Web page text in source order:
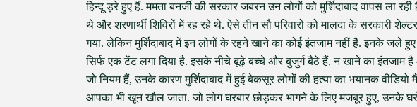
हिन्दू ड़रे हुए हैं. ममता बनर्जी की सरकार जबरन उन लोगों को मुर्शिदाबाद वापस ला
थे और शरणार्थी शिविरों में रह रहे थे. ऐसे तीन सौ परिवारों को मालदा के सरकारी
गया. लेकिन मुर्शिदाबाद में इन लोगों के रहने खाने का कोई इंतजाम नहीं हैं. इनके
सिर्फ एक टेंट लगा दिया है. इसके नीचे बूढ़े बच्चे और बुजुर्ग बैठे हैं, न खाने का इंतजाम
जो नियम हैं, उनके कारण मुर्शिदाबाद में हुई बेकसूर लोगों की हत्या का भयानक
आपका भी खून खौल जाता. जो लोग घरबार छोड़कर भागने के लिए मजबूर हुए, उनके